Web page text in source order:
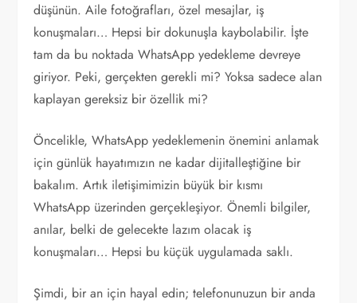
düşünün. Aile fotoğrafları, özel mesajlar, iş
konuşmaları… Hepsi bir dokunuşla kaybolabilir. İşte
tam da bu noktada WhatsApp yedekleme devreye
giriyor. Peki, gerçekten gerekli mi? Yoksa sadece alan
kaplayan gereksiz bir özellik mi?
Öncelikle, WhatsApp yedeklemenin önemini anlamak
için günlük hayatımızın ne kadar dijitalleştiğine bir
bakalım. Artık iletişimimizin büyük bir kısmı
WhatsApp üzerinden gerçekleşiyor. Önemli bilgiler,
anılar, belki de gelecekte lazım olacak iş
konuşmaları… Hepsi bu küçük uygulamada saklı.
Şimdi, bir an için hayal edin; telefonunuzun bir anda